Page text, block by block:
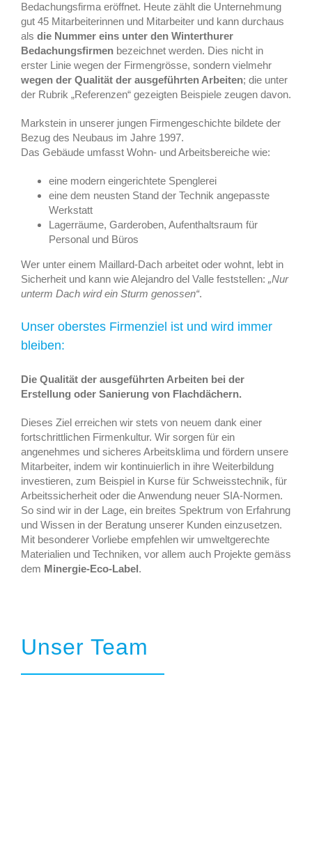
Bedachungsfirma eröffnet. Heute zählt die Unternehmung
gut 45 Mitarbeiterinnen und Mitarbeiter und kann durchaus
als die Nummer eins unter den Winterthurer
Bedachungsfirmen bezeichnet werden. Dies nicht in
erster Linie wegen der Firmengrösse, sondern vielmehr
wegen der Qualität der ausgeführten Arbeiten; die unter
der Rubrik „Referenzen“ gezeigten Beispiele zeugen davon.
Markstein in unserer jungen Firmengeschichte bildete der
Bezug des Neubaus im Jahre 1997.
Das Gebäude umfasst Wohn- und Arbeitsbereiche wie:
eine modern eingerichtete Spenglerei
eine dem neusten Stand der Technik angepasste
Werkstatt
Lagerräume, Garderoben, Aufenthaltsraum für
Personal und Büros
Wer unter einem Maillard-Dach arbeitet oder wohnt, lebt in
Sicherheit und kann wie Alejandro del Valle feststellen: „Nur
unterm Dach wird ein Sturm genossen“.
Unser oberstes Firmenziel ist und wird immer
bleiben:
Die Qualität der ausgeführten Arbeiten bei der
Erstellung oder Sanierung von Flachdächern.
Dieses Ziel erreichen wir stets von neuem dank einer
fortschrittlichen Firmenkultur. Wir sorgen für ein
angenehmes und sicheres Arbeitsklima und fördern unsere
Mitarbeiter, indem wir kontinuierlich in ihre Weiterbildung
investieren, zum Beispiel in Kurse für Schweisstechnik, für
Arbeitssicherheit oder die Anwendung neuer SIA-Normen.
So sind wir in der Lage, ein breites Spektrum von Erfahrung
und Wissen in der Beratung unserer Kunden einzusetzen.
Mit besonderer Vorliebe empfehlen wir umweltgerechte
Materialien und Techniken, vor allem auch Projekte gemäss
dem Minergie-Eco-Label.
Unser Team